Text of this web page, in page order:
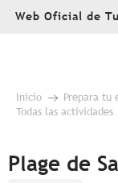
AllerWeb Oficial de
Inicio Prepara tu
Todas las actividades
Plage de